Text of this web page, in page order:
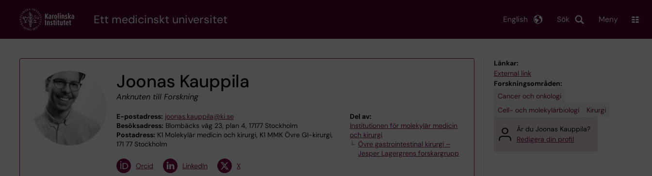
content
Ett medicinskt universitet Sök
English Meny
Joonas Kauppila
Anknuten till Forskning
E-postadress: joonas.kauppila@ki.se
Besöksadress: Blombäcks väg 23, plan 4, 17177 Stockholm
Postadress: K1 Molekylär medicin och kirurgi, K1 MMK Övre GI-kirurgi,
171 77 Stockholm
Del av:
Institutionen för molekylär medicin
och kirurgi
Övre gastrointestinal kirurgi –
Jesper Lagergrens forskargrupp
Orcid
LinkedIn X
Länkar:
External link
Forskningsområden:
Cancer och onkologi
Cell- och molekylärbiologi
Kirurgi
Är du Joonas Kauppila?
Redigera din profil